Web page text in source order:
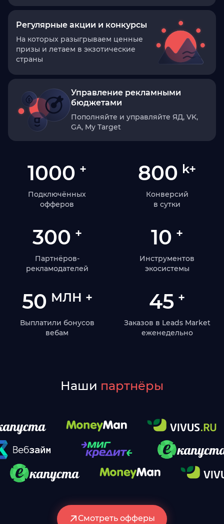
Регулярные акции и конкурсы
На которых разыгрываем ценные
призы и летаем в экзотические
страны
Управление рекламными
бюджетами
Пополняйте и управляйте ЯД, VK,
GA, My Target
1000 +
Подключённых
офферов
800 k+
Конверсий
в сутки
300 +
Партнёров-
рекламодателей
10 +
Инструментов
экосистемы
50 МЛН +
Выплатили бонусов
вебам
45 +
Заказов в Leads Market
еженедельно
Наши партнёры
Смотреть офферы